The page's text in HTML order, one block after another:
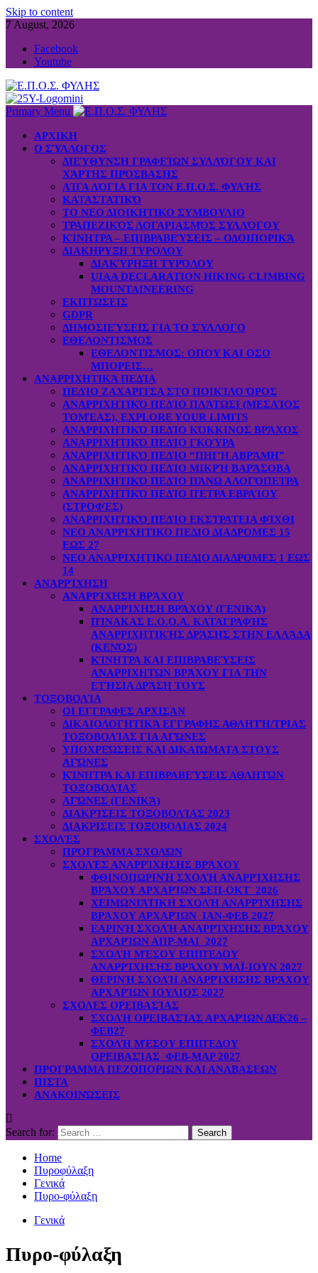
Skip to content
7 August, 2026
Facebook
Youtube
Primary Menu
ΑΡΧΙΚΗ
Ο ΣΎΛΛΟΓΟΣ
ΔΙΕΎΘΥΝΣΗ ΓΡΑΦΕΊΩΝ ΣΥΛΛΌΓΟΥ ΚΑΙ
ΧΆΡΤΗΣ ΠΡΌΣΒΑΣΗΣ
ΛΊΓΑ ΛΌΓΙΑ ΓΙΑ ΤΟΝ Ε.Π.Ο.Σ. ΦΥΛΉΣ
ΚΑΤΑΣΤΑΤΙΚΌ
ΤΟ ΝΕΟ ΔΙΟΙΚΗΤΙΚΟ ΣΥΜΒΟΥΛΙΟ
ΤΡΑΠΕΖΙΚΌΣ ΛΟΓΑΡΙΑΣΜΌΣ ΣΥΛΛΌΓΟΥ
ΚΊΝΗΤΡΑ – ΕΠΙΒΡΑΒΕΎΣΕΙΣ – ΟΔΟΙΠΟΡΙΚΆ
ΔΙΑΚΗΡΥΞΗ ΤΥΡΟΛΟΥ
ΔΙΑΚΎΡΗΞΗ ΤΥΡΌΛΟΥ
UIAA DECLARATION HIKING CLIMBING
MOUNTAINEERING
ΕΚΠΤΩΣΕΙΣ
GDPR
ΔΗΜΟΣΙΕΎΣΕΙΣ ΓΙΑ ΤΟ ΣΎΛΛΟΓΟ
ΕΘΕΛΟΝΤΙΣΜΟΣ
ΕΘΕΛΟΝΤΙΣΜΟΣ: OΠOY KAI ΟΣΟ
ΜΠΟΡΕΙΣ…
ΑΝΑΡΡΙΧΗΤΙΚΆ ΠΕΔΊΑ
ΠΕΔΊΟ ΖΑΧΑΡΙΤΣΑ ΣΤΟ ΠΟΙΚΊΛΟ ΌΡΟΣ
ΑΝΑΡΡΙΧΗΤΙΚΌ ΠΕΔΊΟ ΠΛΆΤΩΣΙ (ΜΕΣΑΊΟΣ
ΤΟΜΈΑΣ), EXPLORE YOUR LIMITS
ΑΝΑΡΡΙΧΗΤΙΚΌ ΠΕΔΊΟ ΚΌΚΚΙΝΟΣ ΒΡΆΧΟΣ
ΑΝΑΡΡΙΧΗΤΙΚΌ ΠΕΔΊΟ ΓΚΟΎΡΑ
ΑΝΑΡΡΙΧΗΤΙΚΌ ΠΕΔΊΟ “ΠΗΓΉ ΑΒΡΆΜΗ”
ΑΝΑΡΡΙΧΗΤΙΚΌ ΠΕΔΊΟ ΜΙΚΡΉ ΒΑΡΆΣΟΒΑ
ΑΝΑΡΡΙΧΗΤΙΚΌ ΠΕΔΊΟ ΠΆΝΩ ΑΛΟΓΌΠΕΤΡΑ
ΑΝΑΡΡΙΧΗΤΙΚΌ ΠΕΔΊΟ ΠΈΤΡΑ ΕΒΡΑΊΟΥ
(ΣΤΡΟΦΈΣ)
ΑΝΑΡΡΙΧΗΤΙΚΌ ΠΕΔΊΟ ΕΚΣΤΡΑΤΕΙΑ ΦΊΧΘΙ
ΝΕΟ ΑΝΑΡΡΙΧΗΤΙΚΟ ΠΕΔΙΟ ΔΙΑΔΡΟΜΕΣ 15
ΕΩΣ 27
ΝΕΟ ΑΝΑΡΡΙΧΗΤΙΚΟ ΠΕΔΙΟ ΔΙΑΔΡΟΜΕΣ 1 ΕΩΣ
14
ΑΝΑΡΡΊΧΗΣΗ
ΑΝΑΡΡΊΧΗΣΗ ΒΡΆΧΟΥ
ΑΝΑΡΡΊΧΗΣΗ ΒΡΆΧΟΥ (ΓΕΝΙΚΆ)
ΠΊΝΑΚΑΣ Ε.Ο.Ο.Α. ΚΑΤΑΓΡΑΦΉΣ
ΑΝΑΡΡΙΧΗΤΙΚΉΣ ΔΡΆΣΗΣ ΣΤΗΝ ΕΛΛΆΔΑ
(ΚΕΝΌΣ)
ΚΊΝΗΤΡΑ ΚΑΙ ΕΠΙΒΡΑΒΕΎΣΕΙΣ
ΑΝΑΡΡΙΧΗΤΏΝ ΒΡΆΧΟΥ ΓΙΑ ΤΗΝ
ΕΤΉΣΙΑ ΔΡΆΣΗ ΤΟΥΣ
ΤΟΞΟΒΟΛΊΑ
ΟΙ ΕΓΓΡΑΦΕΣ ΑΡΧΙΣΑΝ
ΔΙΚΑΙΟΛΟΓΗΤΙΚΆ ΕΓΓΡΑΦΗΣ ΑΘΛΗΤΉ/ΤΡΙΑΣ
ΤΟΞΟΒΟΛΊΑΣ ΓΙΑ ΑΓΏΝΕΣ
ΥΠΟΧΡΕΏΣΕΙΣ ΚΑΙ ΔΙΚΑΙΏΜΑΤΑ ΣΤΟΥΣ
ΑΓΏΝΕΣ
ΚΊΝΗΤΡΑ ΚΑΙ ΕΠΙΒΡΑΒΕΎΣΕΙΣ ΑΘΛΗΤΏΝ
ΤΟΞΟΒΟΛΊΑΣ
ΑΓΏΝΕΣ (ΓΕΝΙΚΆ)
ΔΙΑΚΡΊΣΕΙΣ ΤΟΞΟΒΟΛΊΑΣ 2023
ΔΙΑΚΡΙΣΕΙΣ ΤΟΞΟΒΟΛΙΑΣ 2024
ΣΧΟΛΈΣ
ΠΡΌΓΡΑΜΜΑ ΣΧΟΛΏΝ
ΣΧΟΛΈΣ ΑΝΑΡΡΊΧΗΣΗΣ ΒΡΆΧΟΥ
ΦΘΙΝΟΠΩΡΙΝΉ ΣΧΟΛΉ ΑΝΑΡΡΊΧΗΣΗΣ
ΒΡΆΧΟΥ ΑΡΧΑΡΊΩΝ ΣΕΠ-ΟΚΤ 2026
ΧΕΙΜΩΝΙΆΤΙΚΗ ΣΧΟΛΉ ΑΝΑΡΡΊΧΗΣΗΣ
ΒΡΆΧΟΥ ΑΡΧΑΡΊΩΝ ΙΑΝ-ΦΕΒ 2027
ΕΑΡΙΝΉ ΣΧΟΛΉ ΑΝΑΡΡΊΧΗΣΗΣ ΒΡΆΧΟΥ
ΑΡΧΑΡΊΩΝ ΑΠΡ-ΜΑΙ 2027
ΣΧΟΛΉ ΜΈΣΟΥ ΕΠΙΠΈΔΟΥ
ΑΝΑΡΡΊΧΗΣΗΣ ΒΡΆΧΟΥ ΜΑΪ-ΙΟΥΝ 2027
ΘΕΡΙΝΉ ΣΧΟΛΉ ΑΝΑΡΡΊΧΗΣΗΣ ΒΡΆΧΟΥ
ΑΡΧΑΡΊΩΝ ΙΟΥΛΙΟΣ 2027
ΣΧΟΛΕΣ ΟΡΕΙΒΑΣΊΑΣ
ΣΧΟΛΉ ΟΡΕΙΒΑΣΊΑΣ ΑΡΧΑΡΊΩΝ ΔΕΚ26 –
ΦΕΒ27
ΣΧΟΛΉ ΜΈΣΟΥ ΕΠΙΠΈΔΟΥ
ΟΡΕΙΒΑΣΊΑΣ ΦΕΒ-ΜΑΡ 2027
ΠΡΟΓΡΑΜΜΑ ΠΕΖΟΠΟΡΙΩΝ ΚΑΙ ΑΝΑΒΑΣΕΩΝ
ΠΙΣΤΑ
ΑΝΑΚΟΙΝΏΣΕΙΣ
Search for:
Home
Πυροφύλαξη
Γενικά
Πυρο-φύλαξη
Γενικά
Πυρο-φύλαξη